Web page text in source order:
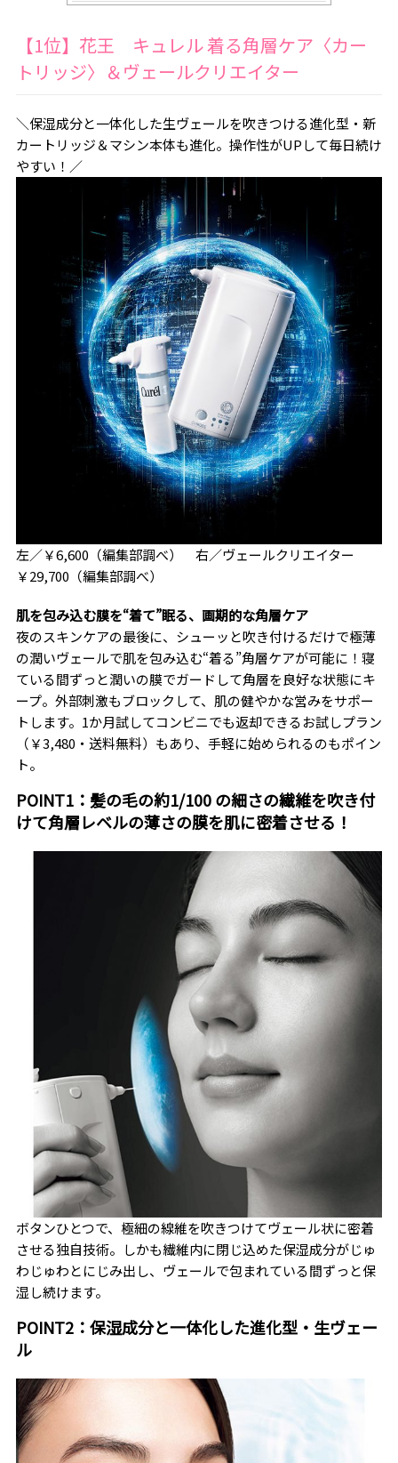
【1位】花王 キュレル 着る角層ケア〈カー
トリッジ〉＆ヴェールクリエイター
＼保湿成分と一体化した生ヴェールを吹きつける進化型・新
カートリッジ＆マシン本体も進化。操作性がUPして毎日続け
やすい！／
左／￥6,600（編集部調べ） 右／ヴェールクリエイター
￥29,700（編集部調べ）
肌を包み込む膜を“着て”眠る、画期的な角層ケア
夜のスキンケアの最後に、シューッと吹き付けるだけで極薄
の潤いヴェールで肌を包み込む“着る”角層ケアが可能に！寝
ている間ずっと潤いの膜でガードして角層を良好な状態にキ
ープ。外部刺激もブロックして、肌の健やかな営みをサポー
トします。1か月試してコンビニでも返却できるお試しプラン
（￥3,480・送料無料）もあり、手軽に始められるのもポイン
ト。
POINT1：髪の毛の約1/100 の細さの繊維を吹き付
けて角層レベルの薄さの膜を肌に密着させる！
ボタンひとつで、極細の線維を吹きつけてヴェール状に密着
させる独自技術。しかも繊維内に閉じ込めた保湿成分がじゅ
わじゅわとにじみ出し、ヴェールで包まれている間ずっと保
湿し続けます。
POINT2：保湿成分と一体化した進化型・生ヴェー
ル